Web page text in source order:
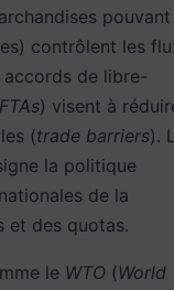
pouvant
contrôlent les
accords de libre-
FTAs) visent à
(trade barriers).
la politique
de la
et des quotas.
le WTO (World